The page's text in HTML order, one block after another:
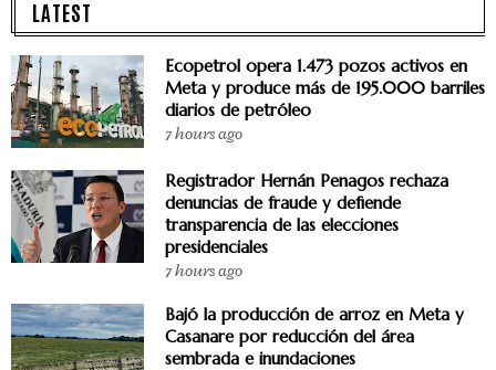
LATEST
Ecopetrol opera 1.473 pozos activos en
Meta y produce más de 195.000 barriles
diarios de petróleo
7 hours ago
Registrador Hernán Penagos rechaza
denuncias de fraude y defiende
transparencia de las elecciones
presidenciales
7 hours ago
Bajó la producción de arroz en Meta y
Casanare por reducción del área
sembrada e inundaciones